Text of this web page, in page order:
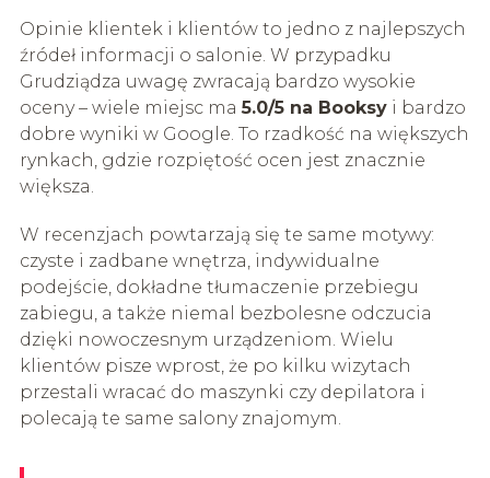
Opinie klientek i klientów to jedno z najlepszych
źródeł informacji o salonie. W przypadku
Grudziądza uwagę zwracają bardzo wysokie
oceny – wiele miejsc ma5.0/5 na Booksyi bardzo
dobre wyniki w Google. To rzadkość na większych
rynkach, gdzie rozpiętość ocen jest znacznie
większa.
W recenzjach powtarzają się te same motywy:
czyste i zadbane wnętrza, indywidualne
podejście, dokładne tłumaczenie przebiegu
zabiegu, a także niemal bezbolesne odczucia
dzięki nowoczesnym urządzeniom. Wielu
klientów pisze wprost, że po kilku wizytach
przestali wracać do maszynki czy depilatora i
polecają te same salony znajomym.